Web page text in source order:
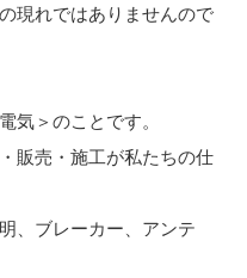
現れではありませんので
気＞のことです。
販売・施工が私たちの仕
、ブレーカー、アンテ